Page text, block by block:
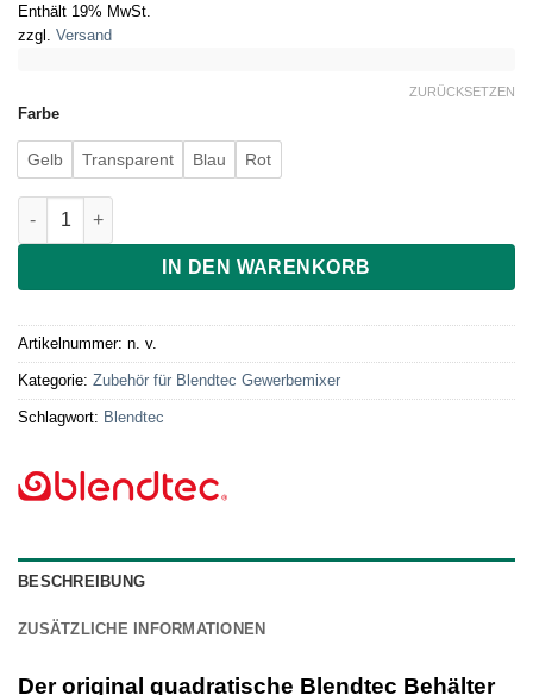
war:
Enthält 19% MwSt.
zzgl. Versand
Farbe
Gelb Transparent Blau Rot
ZURÜCKSETZEN
Blendtec Commercial Fourside Jar Menge
IN DEN WARENKORB
Artikelnummer: n. v.
Kategorie: Zubehör für Blendtec Gewerbemixer
Schlagwort: Blendtec
BESCHREIBUNG
ZUSÄTZLICHE INFORMATIONEN
Der original quadratische Blendtec Behälter